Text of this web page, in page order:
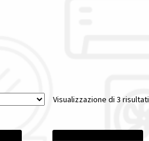
Visualizzazione di 3 risultati